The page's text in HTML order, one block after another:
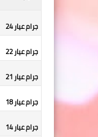
جرام عيار 24
جرام عيار 22
جرام عيار 21
جرام عيار 18
جرام عيار 14